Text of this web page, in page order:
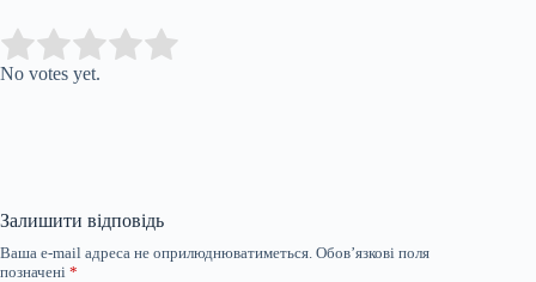
Rate this item:
No votes yet.
Залишити відповідь
Ваша e-mail адреса не оприлюднюватиметься. Обов’язкові поля
позначені *